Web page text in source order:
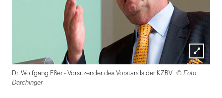
Lightbox
öffnen
Dr. Wolfgang Eßer - Vorsitzender des Vorstands der KZBV
© Foto:
Darchinger